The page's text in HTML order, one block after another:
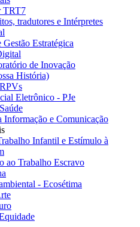
TRT7
tradutores e Intérpretes
Estratégica
de Inovação
História)
Eletrônico - PJe
Informação e Comunicação
Infantil e Estímulo à
ao Trabalho Escravo
- Ecosétima